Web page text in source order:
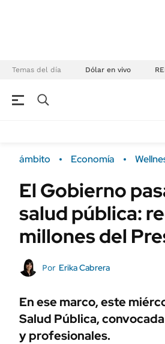
Temas del día Dólar en vivo
Campo
FINANZAS
Dólar
ÁMBITO DEBATE
ámbito Economía
El Gobierno
salud pública:
millones del
Por Erika Cabrera
En ese marco, este
Salud Pública,
y profesionales.